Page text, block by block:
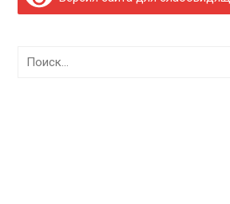
Найти: